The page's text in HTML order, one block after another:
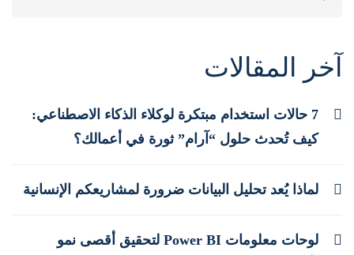
آخر المقالات
7 حالات استخدام مبتكرة لوكلاء الذكاء الاصطناعي:
كيف تُحدث حلول “آرام” ثورة في أعمالك؟
لماذا يُعد تحليل البيانات ضرورة لمشاريعكم الإنسانية
لوحات معلومات Power BI لتحقيق أقصى نمو